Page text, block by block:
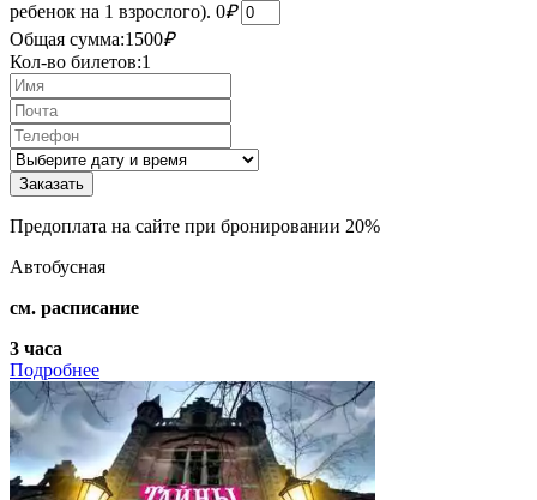
ребенок на 1 взрослого). 0₽
Общая сумма:1500₽
Кол-во билетов:1
Предоплата на сайте при бронировании 20%
Автобусная
см. расписание
3 часа
Подробнее